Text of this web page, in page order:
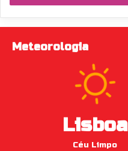
Meteorologia
Lisboa
Céu Limpo